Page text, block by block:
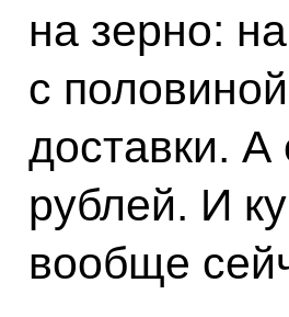
на зерно:
с
доставки. А
рублей. И
вообще